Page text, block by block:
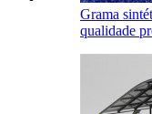
Grama
qualidade